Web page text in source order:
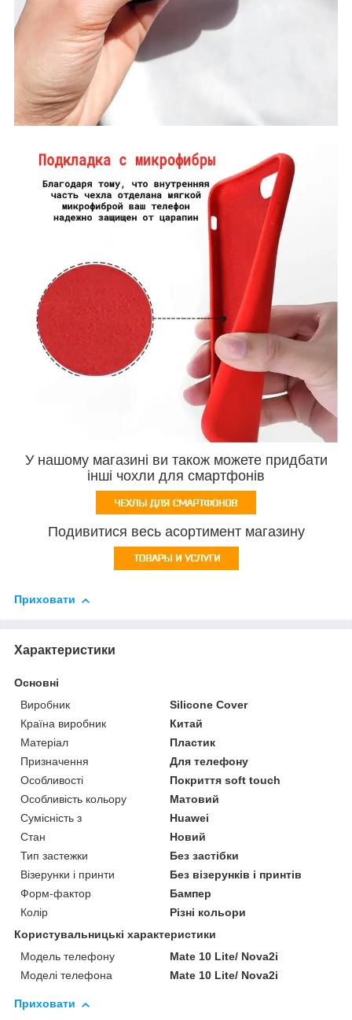
У нашому магазині ви також можете придбати
інші чохли для смартфонів
Подивитися весь асортимент магазину
Приховати
Характеристики
Основні
Виробник
Silicone Cover
Країна виробник
Китай
Матеріал
Пластик
Призначення
Для телефону
Особливості
Покриття soft touch
Особливість кольору
Матовий
Сумісність з
Huawei
Стан
Новий
Тип застежки
Без застібки
Візерунки і принти
Без візерунків і принтів
Форм-фактор
Бампер
Колір
Різні кольори
Користувальницькі характеристики
Модель телефону
Mate 10 Lite/ Nova2i
Моделі телефона
Mate 10 Lite/ Nova2i
Приховати